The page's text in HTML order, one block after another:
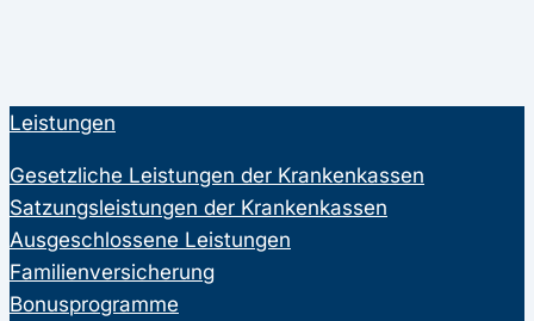
Leistungen
Gesetzliche Leistungen der Krankenkassen
Satzungsleistungen der Krankenkassen
Ausgeschlossene Leistungen
Familienversicherung
Bonusprogramme